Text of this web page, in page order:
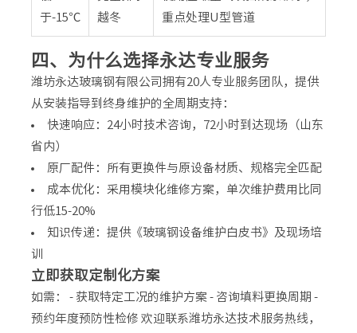
于-15℃
越冬
重点处理U型管道
四、为什么选择永达专业服务
潍坊永达玻璃钢有限公司拥有20人专业服务团队，提供
从安装指导到终身维护的全周期支持：
快速响应：24小时技术咨询，72小时到达现场（山东
省内）
原厂配件：所有更换件与原设备材质、规格完全匹配
成本优化：采用模块化维修方案，单次维护费用比同
行低15-20%
知识传递：提供《玻璃钢设备维护白皮书》及现场培
训
立即获取定制化方案
如需： - 获取特定工况的维护方案 - 咨询填料更换周期 -
预约年度预防性检修 欢迎联系潍坊永达技术服务热线，